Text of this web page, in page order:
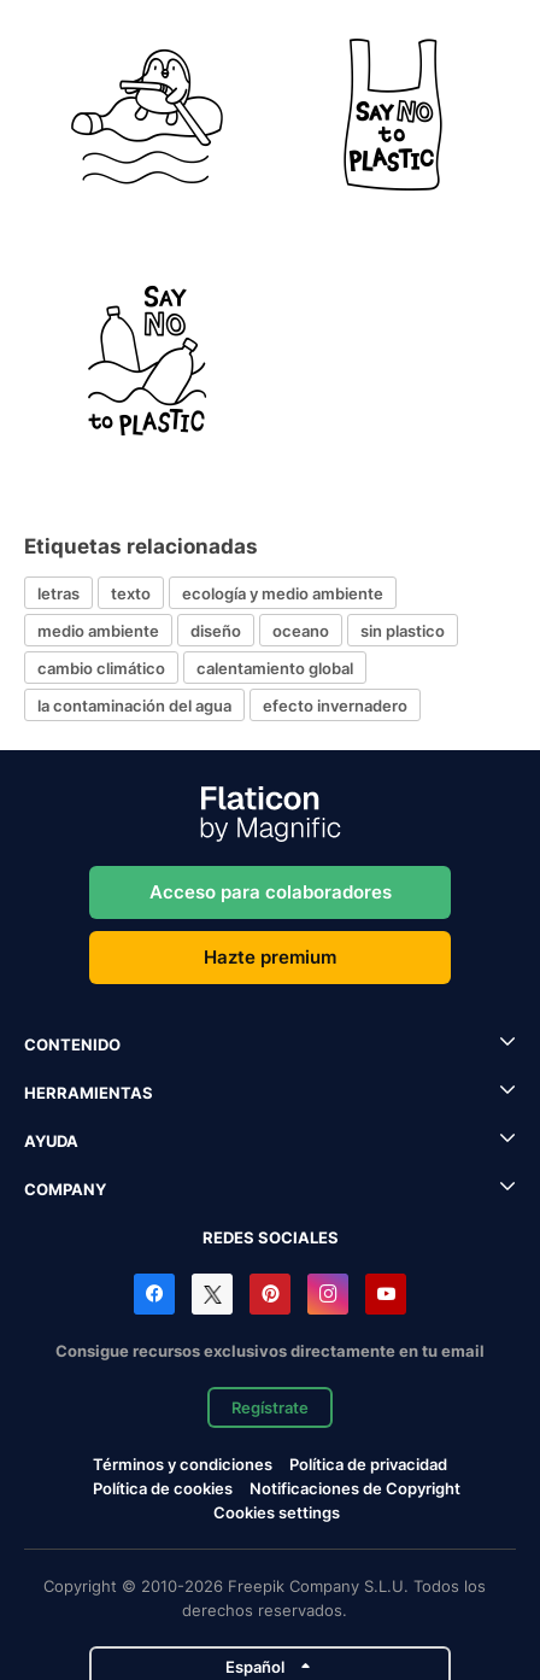
Etiquetas relacionadas
letras texto
ecología y medio ambiente
medio ambiente
diseño oceano
sin plastico
cambio climático
calentamiento global
la contaminación del agua
efecto invernadero
Acceso para colaboradores
Hazte premium
CONTENIDO
HERRAMIENTAS
AYUDA
COMPANY
REDES SOCIALES
Consigue recursos exclusivos directamente en tu email
Regístrate
Términos y condiciones
Política de privacidad
Política de cookies
Notificaciones de Copyright
Cookies settings
Copyright © 2010-2026 Freepik Company S.L.U. Todos los
derechos reservados.
Español